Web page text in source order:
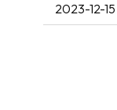
2023-12-15